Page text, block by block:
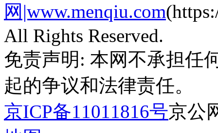
网|www.menqiu.com
All Rights Reserved.
免责声明: 本网不承担任
起的争议和法律责任。
京ICP备11011816号京公